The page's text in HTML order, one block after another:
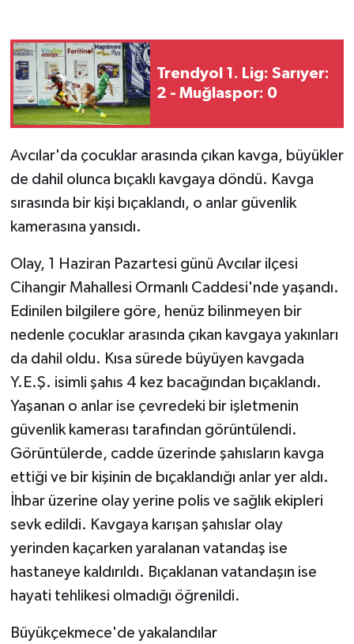
Trendyol 1. Lig: Sarıyer:
2 - Muğlaspor: 0
Avcılar'da çocuklar arasında çıkan kavga, büyükler
de dahil olunca bıçaklı kavgaya döndü. Kavga
sırasında bir kişi bıçaklandı, o anlar güvenlik
kamerasına yansıdı.
Olay, 1 Haziran Pazartesi günü Avcılar ilçesi
Cihangir Mahallesi Ormanlı Caddesi'nde yaşandı.
Edinilen bilgilere göre, henüz bilinmeyen bir
nedenle çocuklar arasında çıkan kavgaya yakınları
da dahil oldu. Kısa sürede büyüyen kavgada
Y.E.Ş. isimli şahıs 4 kez bacağından bıçaklandı.
Yaşanan o anlar ise çevredeki bir işletmenin
güvenlik kamerası tarafından görüntülendi.
Görüntülerde, cadde üzerinde şahısların kavga
ettiği ve bir kişinin de bıçaklandığı anlar yer aldı.
İhbar üzerine olay yerine polis ve sağlık ekipleri
sevk edildi. Kavgaya karışan şahıslar olay
yerinden kaçarken yaralanan vatandaş ise
hastaneye kaldırıldı. Bıçaklanan vatandaşın ise
hayati tehlikesi olmadığı öğrenildi.
Büyükçekmece'de yakalandılar
GENEL
GÜNDEM
Güvenlik
HABERDE İNSAN
İNSAN
Jandarma
Kadın
KÜLTÜR SANAT
MAGAZİN
Otomobil
POLİTİKA
Sağlık
SİYASET